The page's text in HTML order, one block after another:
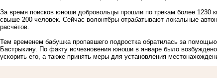
За время поисков юноши добровольцы прошли по трекам более 1230
свыше 200 человек. Сейчас волонтёры отрабатывают локальные
расчётов.
Тем временем бабушка пропавшего подростка обратилась за
Бастрыкину. По факту исчезновения юноши в январе было
ускорить его, а также принять меры для установления